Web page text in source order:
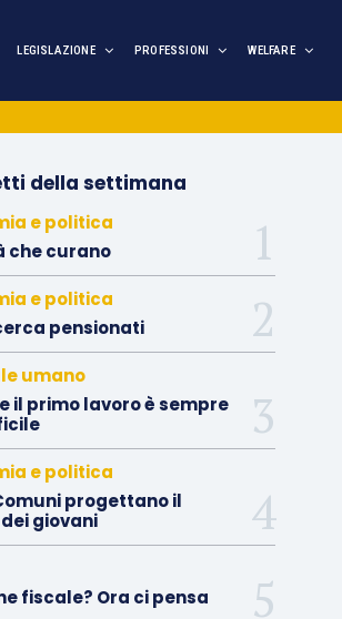
LEGISLAZIONE PROFESSIONI WELFARE
della settimana
e politica
che curano
e politica
pensionati
umano
il primo lavoro è sempre
e politica
progettano il
giovani
fiscale? Ora ci pensa